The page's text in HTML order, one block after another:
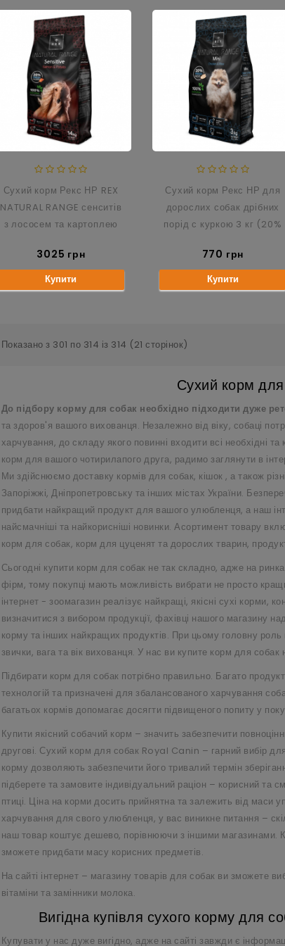
Сухий корм Рекс НР REX
NATURAL RANGE сенситів
з лососем та картоплею
3025 грн
Купити
Сухий корм Рекс НР для
дорослих собак дрібних
порід с куркою 3 кг (20%
770 грн
Купити
Показано з 301 по 314 із 314 (21 сторінок)
Сухий корм
До підбору корму для собак необхідно підходити дуже
та здоров'я вашого вихованця. Незалежно від віку, собаці
харчування, до складу якого повинні входити всі необхідні
корм для вашого чотирилапого друга, радимо заглянути в
Ми здійснюємо доставку кормів для собак, кішок , а також
Запоріжжі, Дніпропетровську та інших містах України.
придбати найкращий продукт для вашого улюбленця, а наш
найсмачніші та найкорисніші новинки. Асортимент товару
корм для собак, корм для цуценят та дорослих тварин,
Сьогодні купити корм для собак не так складно, адже на
фірм, тому покупці мають можливість вибрати не просто
інтернет - зоомагазин реалізує найкращі, якісні сухі корми,
визначитися з вибором продукції, фахівці нашого магазину
корму та інших найкращих продуктів. При цьому головну роль
звички, вага та вік вихованця. У нас ви купите корм для собак
Підбирати корм для собак потрібно правильно. Багато
технологій та призначені для збалансованого харчування
багатьох кормів допомагає досягти підвищеного попиту у
Купити якісний собачий корм – значить забезпечити
другові. Сухий корм для собак Royal Canin – гарний вибір
корму дозволяють забезпечити його тривалий термін
підберете та замовите індивідуальний раціон – корисний
птиці. Ціна на корми досить прийнятна та залежить від маси
харчування для свого улюбленця, у вас виникне питання –
наш товар коштує дешево, порівнюючи з іншими магазинами.
зможете придбати масу корисних предметів.
На сайті інтернет – магазину товарів для собак ви зможете
вітаміни та замінники молока.
Вигідна купівля сухого корму для
Купувати у нас дуже вигідно, адже на сайті завжди є